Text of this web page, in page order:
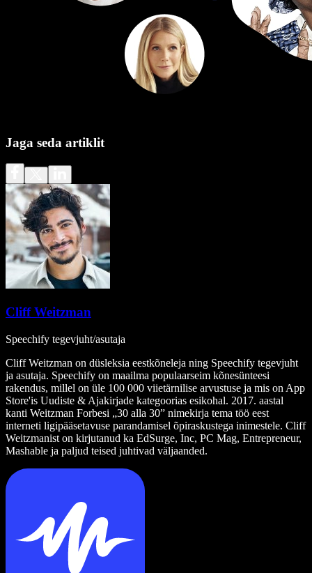
Jaga seda artiklit
Cliff Weitzman
Speechify tegevjuht/asutaja
Cliff Weitzman on düsleksia eestkõneleja ning Speechify tegevjuht
ja asutaja. Speechify on maailma populaarseim kõnesünteesi
rakendus, millel on üle 100 000 viietärnilise arvustuse ja mis on App
Store'is Uudiste & Ajakirjade kategoorias esikohal. 2017. aastal
kanti Weitzman Forbesi „30 alla 30” nimekirja tema töö eest
interneti ligipääsetavuse parandamisel õpiraskustega inimestele. Cliff
Weitzmanist on kirjutanud ka EdSurge, Inc, PC Mag, Entrepreneur,
Mashable ja paljud teised juhtivad väljaanded.